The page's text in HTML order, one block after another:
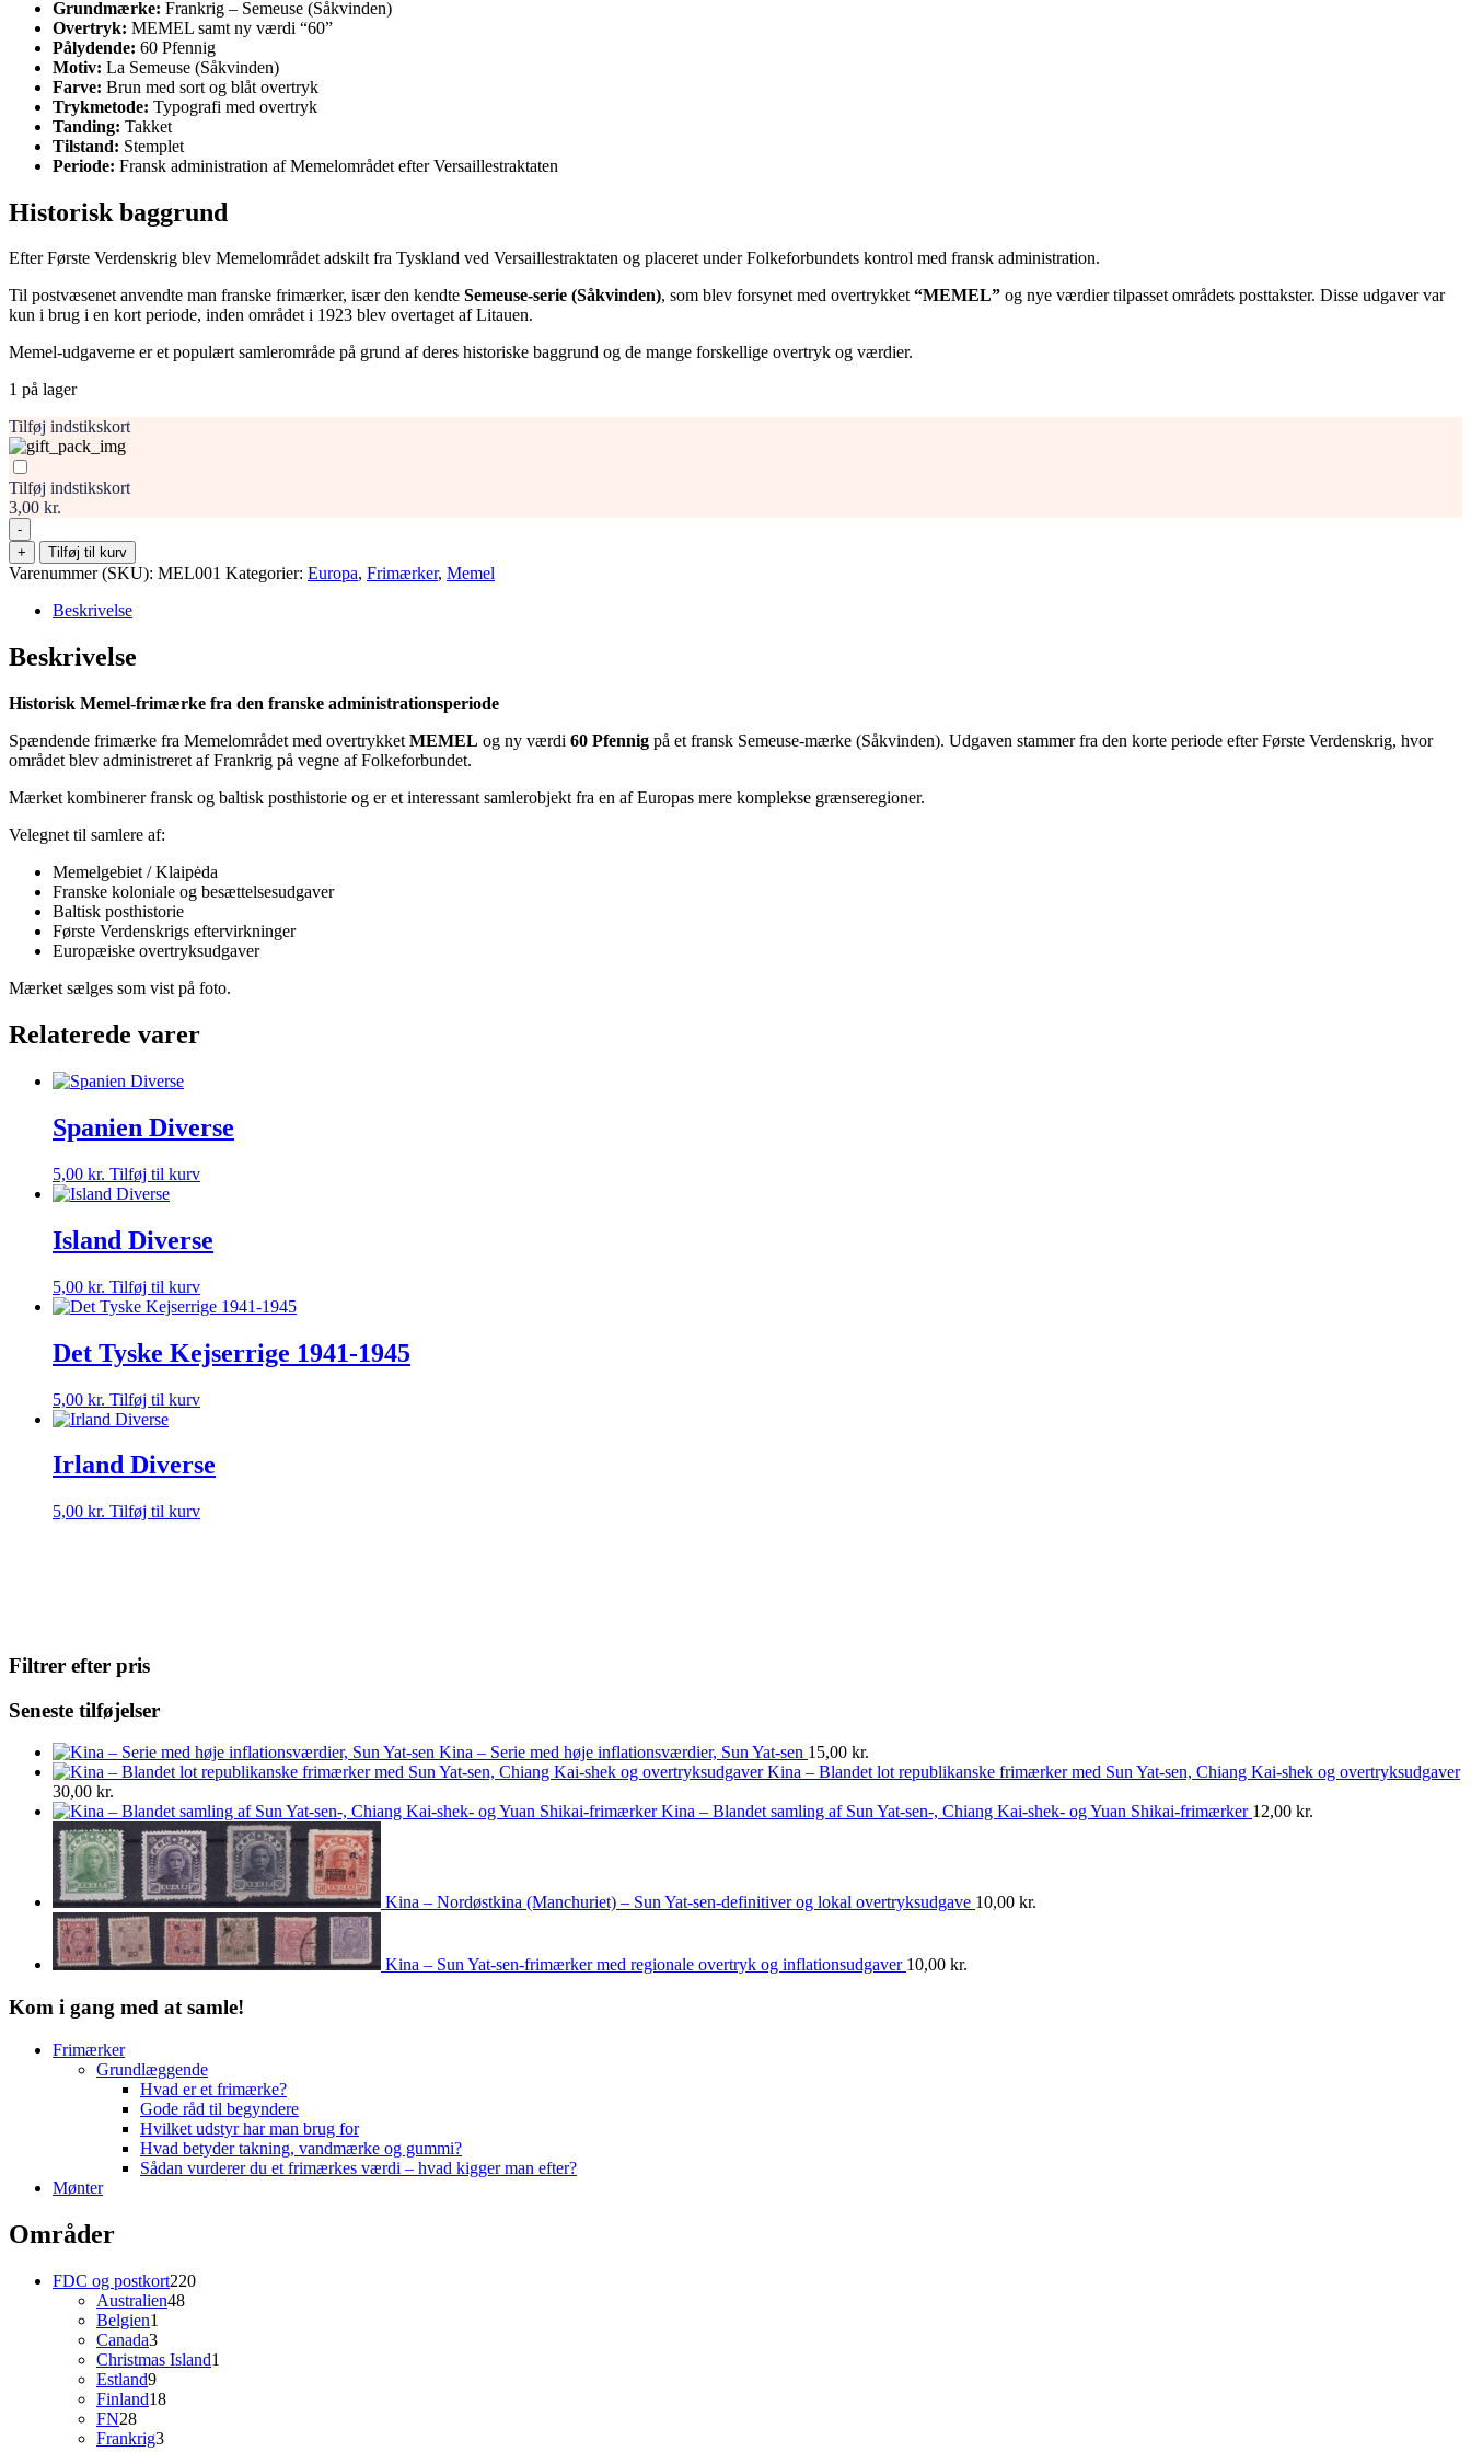
Grundmærke: Frankrig – Semeuse (Såkvinden)
Overtryk: MEMEL samt ny værdi “60”
Pålydende: 60 Pfennig
Motiv: La Semeuse (Såkvinden)
Farve: Brun med sort og blåt overtryk
Trykmetode: Typografi med overtryk
Tanding: Takket
Tilstand: Stemplet
Periode: Fransk administration af Memelområdet efter Versaillestraktaten
Historisk baggrund
Efter Første Verdenskrig blev Memelområdet adskilt fra Tyskland ved Versaillestraktaten og placeret under Folkeforbundets kontrol med fransk administration.
Til postvæsenet anvendte man franske frimærker, især den kendte Semeuse-serie (Såkvinden), som blev forsynet med overtrykket“MEMEL” og nye værdier tilpasset områdets posttakster. Disse udgaver var
kun i brug i en kort periode, inden området i 1923 blev overtaget af Litauen.
Memel-udgaverne er et populært samlerområde på grund af deres historiske baggrund og de mange forskellige overtryk og værdier.
1 på lager
Tilføj indstikskort
Tilføj indstikskort
3,00 kr.
-
Memelgebiet
1922
MEMEL
på
fransk
(Såkvinden),
Pfennig,
stemplet
+ Tilføj til kurv
Varenummer (SKU): MEL001 Kategorier: Europa, Frimærker, Memel
Beskrivelse
Beskrivelse
Historisk Memel-frimærke fra den franske administrationsperiode
Spændende frimærke fra Memelområdet med overtrykket MEMEL og ny værdi 60 Pfennig på et fransk Semeuse-mærke (Såkvinden). Udgaven stammer fra den korte periode efter Første Verdenskrig, hvor
området blev administreret af Frankrig på vegne af Folkeforbundet.
Mærket kombinerer fransk og baltisk posthistorie og er et interessant samlerobjekt fra en af Europas mere komplekse grænseregioner.
Velegnet til samlere af:
Memelgebiet / Klaipėda
Franske koloniale og besættelsesudgaver
Baltisk posthistorie
Første Verdenskrigs eftervirkninger
Europæiske overtryksudgaver
Mærket sælges som vist på foto.
Relaterede varer
Spanien Diverse
5,00 kr. Tilføj til kurv
Island Diverse
5,00 kr. Tilføj til kurv
Det Tyske Kejserrige 1941-1945
5,00 kr. Tilføj til kurv
Irland Diverse
5,00 kr. Tilføj til kurv
Filtrer efter pris
Seneste tilføjelser
Kina – Serie med høje inflationsværdier, Sun Yat-sen 15,00 kr.
Kina – Blandet lot republikanske frimærker med Sun Yat-sen, Chiang Kai-shek og overtryksudgaver
30,00 kr.
Kina – Blandet samling af Sun Yat-sen-, Chiang Kai-shek- og Yuan Shikai-frimærker 12,00 kr.
Kina – Nordøstkina (Manchuriet) – Sun Yat-sen-definitiver og lokal overtryksudgave 10,00 kr.
Kina – Sun Yat-sen-frimærker med regionale overtryk og inflationsudgaver 10,00 kr.
Kom i gang med at samle!
Frimærker
Grundlæggende
Hvad er et frimærke?
Gode råd til begyndere
Hvilket udstyr har man brug for
Hvad betyder takning, vandmærke og gummi?
Sådan vurderer du et frimærkes værdi – hvad kigger man efter?
Mønter
Områder
FDC og postkort220220
Australien4848
Belgien1
Canada33
varer
Christmas Island1
Estland99
varer
Finland1818
FN2828
varer
Frankrig33